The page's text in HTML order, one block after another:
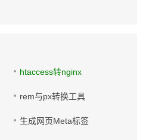
htaccess转nginx
rem与px转换工具
生成网页Meta标签